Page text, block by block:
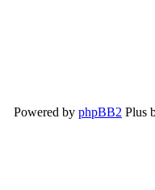
Powered by phpBB2 Plus